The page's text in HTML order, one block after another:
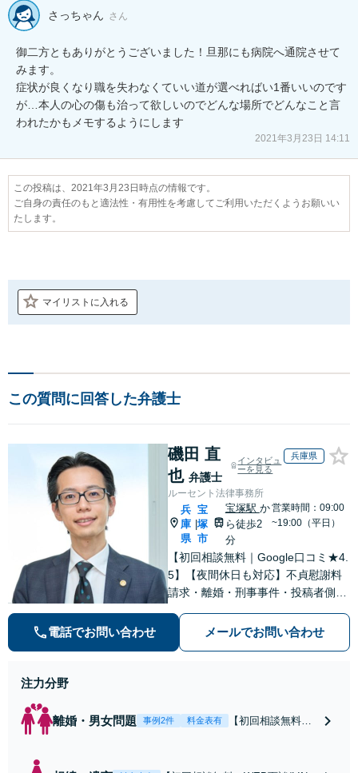
さっちゃん さん
御二方ともありがとうございました！旦那にも病院へ通院させて
みます。
症状が良くなり職を失わなくていい道が選べればい1番いいのです
が…本人の心の傷も治って欲しいのでどんな場所でどんなこと言
われたかもメモするようにします
2021年3月23日 14:11
この投稿は、2021年3月23日時点の情報です。
ご自身の責任のもと適法性・有用性を考慮してご利用いただくようお願いい
たします。
マイリストに入れる
この質問に回答した弁護士
磯田 直
也 弁護士
インタビュ
ーを見る
兵庫県
ルーセント法律事務所
兵
庫
県
|
宝
塚
市
宝塚駅 か
ら徒歩2
分
営業時間：09:00
~19:00（平日）
【初回相談無料｜Google口コミ★4.
5】【夜間休日も対応】不貞慰謝料
請求・離婚・刑事事件・投稿者側発
数。オーダーメイドのサービスで問
題解決や事業の推進を強力にサポー
電話でお問い合わせ メールでお問い合わせ
注力分野
離婚・男女問題 事例2件 料金表有
【初回相談無料・